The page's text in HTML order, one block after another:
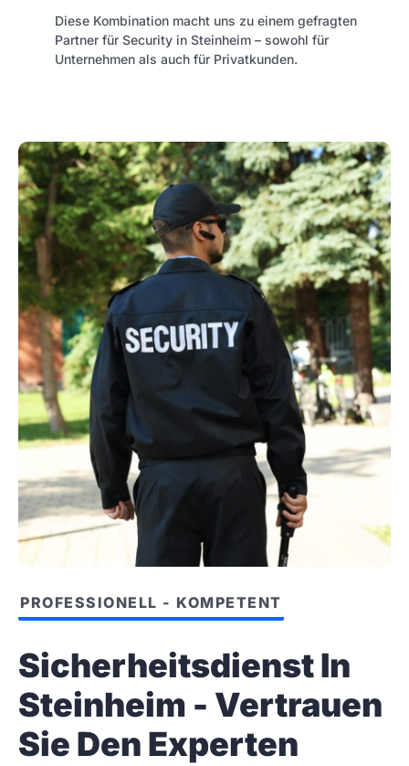
Diese Kombination macht uns zu einem gefragten
Partner für Security in Steinheim – sowohl für
Unternehmen als auch für Privatkunden.
PROFESSIONELL - KOMPETENT
Sicherheitsdienst In
Steinheim - Vertrauen
Sie Den Experten